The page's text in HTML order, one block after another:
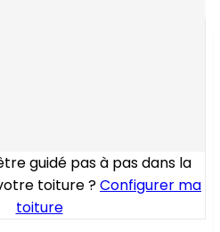
guidé pas à pas dans la
toiture ?Configurer ma
toiture